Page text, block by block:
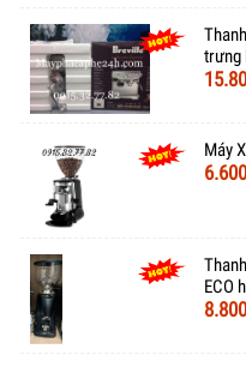
trưng
Máy
ECO